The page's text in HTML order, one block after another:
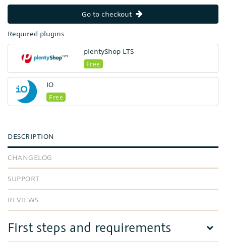
Go to checkout
Required plugins
plentyShop LTS
Free
IO
Free
DESCRIPTION
CHANGELOG
SUPPORT
REVIEWS
First steps and requirements